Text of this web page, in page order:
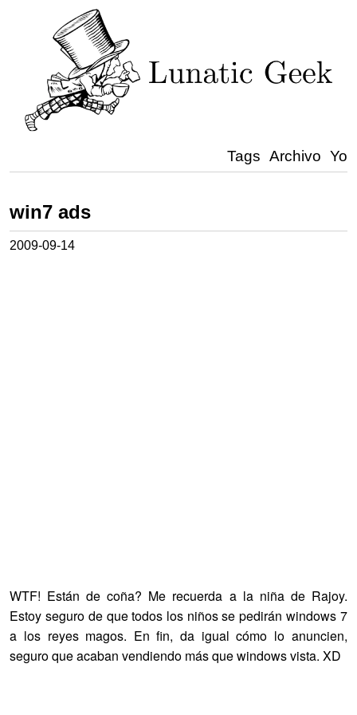
Tags Archivo Yo
win7 ads
2009-09-14
WTF! Están de coña? Me recuerda a la niña de Rajoy.
Estoy seguro de que todos los niños se pedirán windows 7
a los reyes magos. En fin, da igual cómo lo anuncien,
seguro que acaban vendiendo más que windows vista. XD